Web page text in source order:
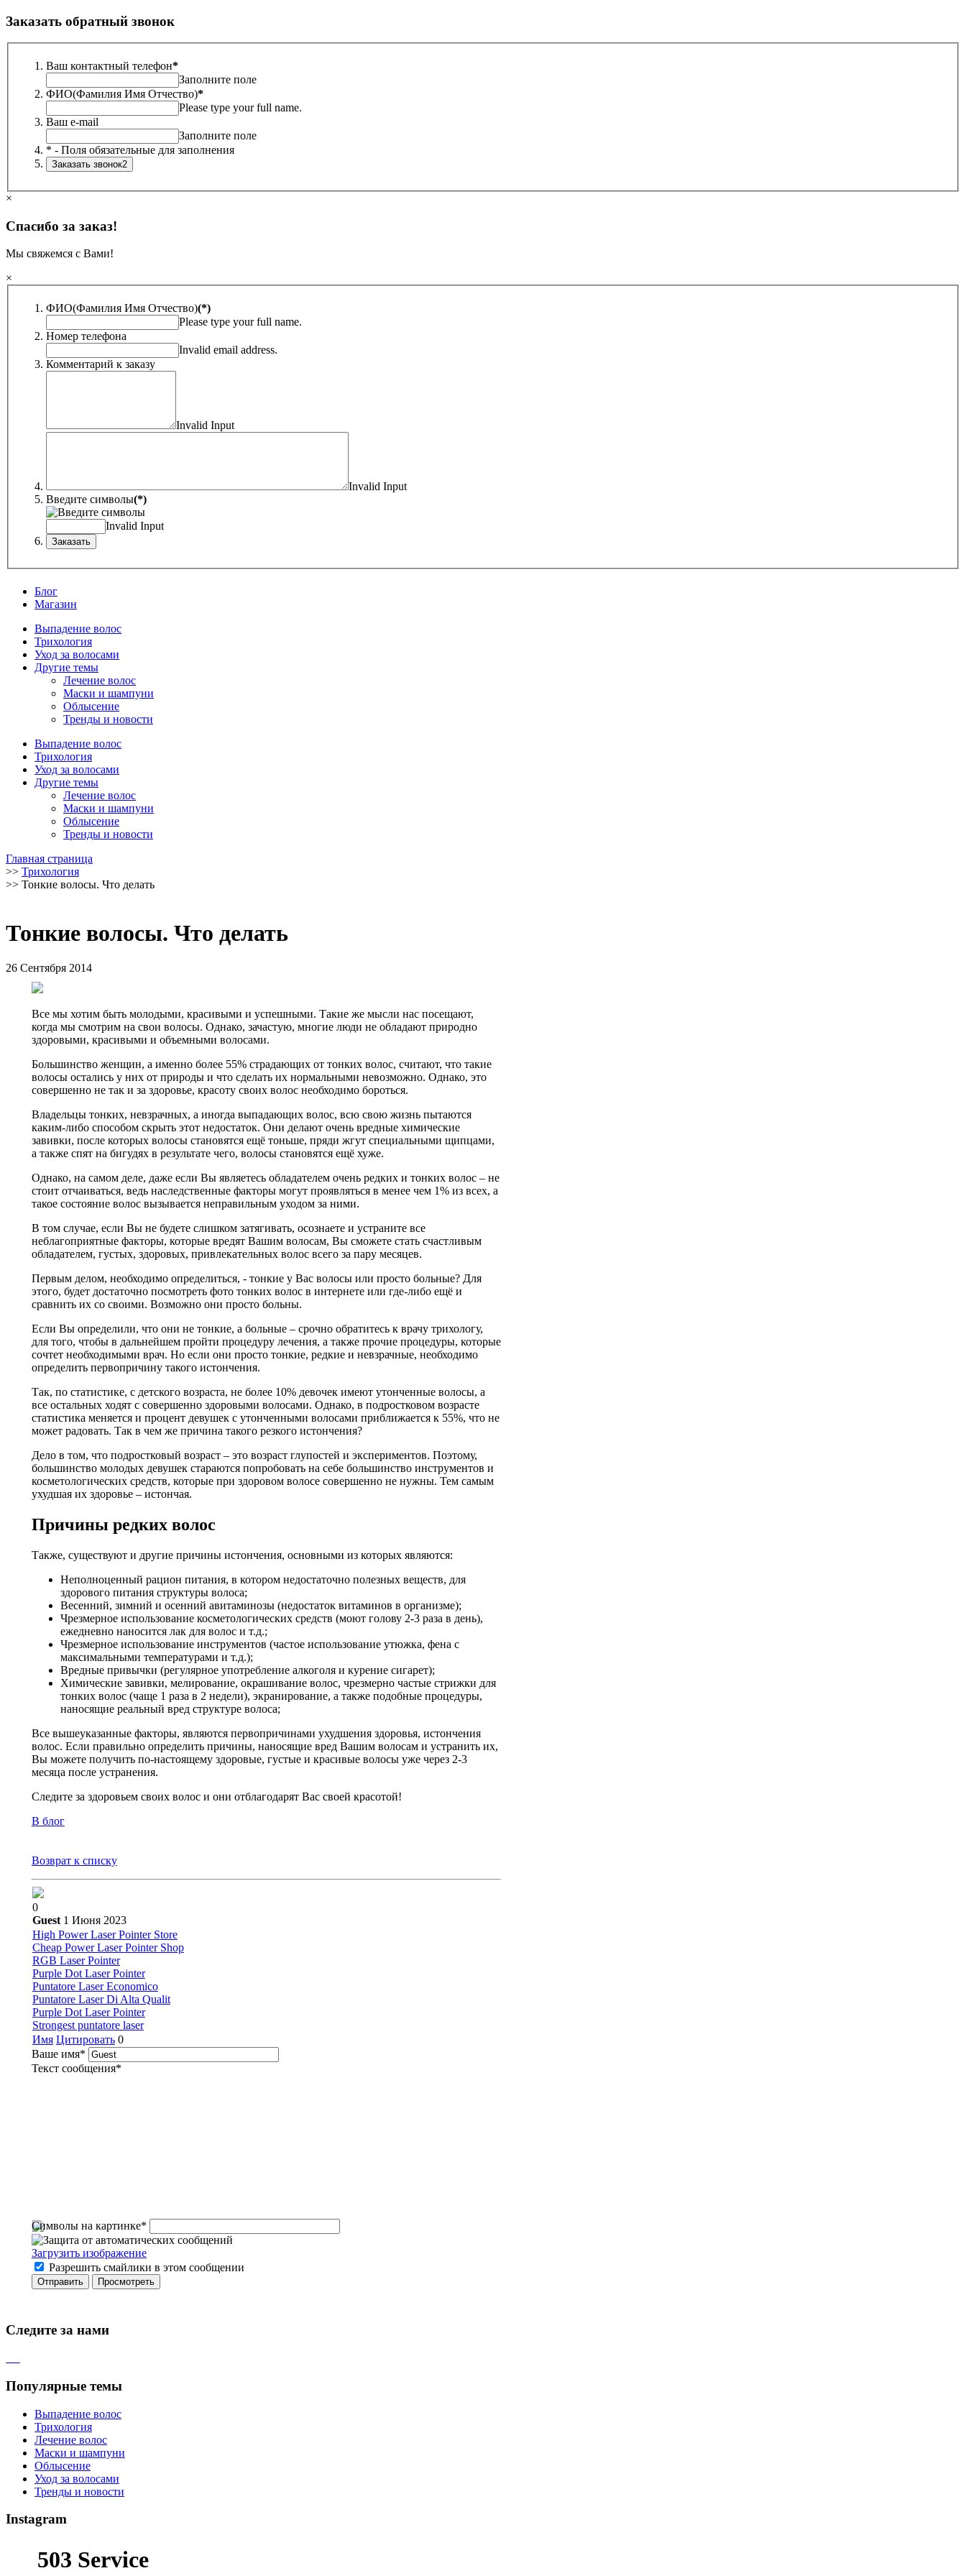
Заказать обратный звонок
Ваш контактный телефон*
Заполните поле
ФИО(Фамилия Имя Отчество)*
Please type your full name.
Ваш e-mail
Заполните поле
* - Поля обязательные для заполнения
×
Спасибо за заказ!
Мы свяжемся с Вами!
×
ФИО(Фамилия Имя Отчество)(*)
Please type your full name.
Номер телефона
Invalid email address.
Комментарий к заказу
Invalid Input
Invalid Input
Введите символы(*)
Invalid Input
Блог
Магазин
Выпадение волос
Трихология
Уход за волосами
Другие темы
Лечение волос
Маски и шампуни
Облысение
Тренды и новости
Выпадение волос
Трихология
Уход за волосами
Другие темы
Лечение волос
Маски и шампуни
Облысение
Тренды и новости
Главная страница
>> Трихология
>> Тонкие волосы. Что делать
Тонкие волосы. Что делать
26 Сентября 2014
Все мы хотим быть молодыми, красивыми и успешными. Такие же мысли нас посещают,
когда мы смотрим на свои волосы. Однако, зачастую, многие люди не обладают природно
здоровыми, красивыми и объемными волосами.
Большинство женщин, а именно более 55% страдающих от тонких волос, считают, что такие
волосы остались у них от природы и что сделать их нормальными невозможно. Однако, это
совершенно не так и за здоровье, красоту своих волос необходимо бороться.
Владельцы тонких, невзрачных, а иногда выпадающих волос, всю свою жизнь пытаются
каким-либо способом скрыть этот недостаток. Они делают очень вредные химические
завивки, после которых волосы становятся ещё тоньше, пряди жгут специальными щипцами,
а также спят на бигудях в результате чего, волосы становятся ещё хуже.
Однако, на самом деле, даже если Вы являетесь обладателем очень редких и тонких волос – не
стоит отчаиваться, ведь наследственные факторы могут проявляться в менее чем 1% из всех, а
такое состояние волос вызывается неправильным уходом за ними.
В том случае, если Вы не будете слишком затягивать, осознаете и устраните все
неблагоприятные факторы, которые вредят Вашим волосам, Вы сможете стать счастливым
обладателем, густых, здоровых, привлекательных волос всего за пару месяцев.
Первым делом, необходимо определиться, - тонкие у Вас волосы или просто больные? Для
этого, будет достаточно посмотреть фото тонких волос в интернете или где-либо ещё и
сравнить их со своими. Возможно они просто больны.
Если Вы определили, что они не тонкие, а больные – срочно обратитесь к врачу трихологу,
для того, чтобы в дальнейшем пройти процедуру лечения, а также прочие процедуры, которые
сочтет необходимыми врач. Но если они просто тонкие, редкие и невзрачные, необходимо
определить первопричину такого истончения.
Так, по статистике, с детского возраста, не более 10% девочек имеют утонченные волосы, а
все остальных ходят с совершенно здоровыми волосами. Однако, в подростковом возрасте
статистика меняется и процент девушек с утонченными волосами приближается к 55%, что не
может радовать. Так в чем же причина такого резкого истончения?
Дело в том, что подростковый возраст – это возраст глупостей и экспериментов. Поэтому,
большинство молодых девушек стараются попробовать на себе большинство инструментов и
косметологических средств, которые при здоровом волосе совершенно не нужны. Тем самым
ухудшая их здоровье – истончая.
Причины редких волос
Также, существуют и другие причины истончения, основными из которых являются:
Неполноценный рацион питания, в котором недостаточно полезных веществ, для
здорового питания структуры волоса;
Весенний, зимний и осенний авитаминозы (недостаток витаминов в организме);
Чрезмерное использование косметологических средств (моют голову 2-3 раза в день),
ежедневно наносится лак для волос и т.д.;
Чрезмерное использование инструментов (частое использование утюжка, фена с
максимальными температурами и т.д.);
Вредные привычки (регулярное употребление алкоголя и курение сигарет);
Химические завивки, мелирование, окрашивание волос, чрезмерно частые стрижки для
тонких волос (чаще 1 раза в 2 недели), экранирование, а также подобные процедуры,
наносящие реальный вред структуре волоса;
Все вышеуказанные факторы, являются первопричинами ухудшения здоровья, истончения
волос. Если правильно определить причины, наносящие вред Вашим волосам и устранить их,
Вы можете получить по-настоящему здоровые, густые и красивые волосы уже через 2-3
месяца после устранения.
Следите за здоровьем своих волос и они отблагодарят Вас своей красотой!
В блог
Возврат к списку
0
Guest 1 Июня 2023
High Power Laser Pointer Store
Cheap Power Laser Pointer Shop
RGB Laser Pointer
Purple Dot Laser Pointer
Puntatore Laser Economico
Puntatore Laser Di Alta Qualit
Purple Dot Laser Pointer
Strongest puntatore laser
Имя Цитировать 0
Ваше имя*
Текст сообщения*
Символы на картинке*
Загрузить изображение
Разрешить смайлики в этом сообщении
Следите за нами
Популярные темы
Выпадение волос
Трихология
Лечение волос
Маски и шампуни
Облысение
Уход за волосами
Тренды и новости
Instagram